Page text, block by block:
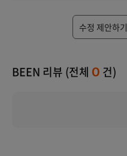
수정 제안하기
BEEN 리뷰 (전체 0 건)